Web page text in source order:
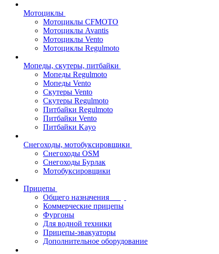
Мотоциклы
Мотоциклы CFMOTO
Мотоциклы Avantis
Мотоциклы Vento
Мотоциклы Regulmoto
Мопеды, скутеры, питбайки
Мопеды Regulmoto
Мопеды Vento
Скутеры Vento
Скутеры Regulmoto
Питбайки Regulmoto
Питбайки Vento
Питбайки Kayo
Снегоходы, мотобуксировщики
Снегоходы OSM
Снегоходы Бурлак
Мотобуксировщики
Прицепы
Общего назначения
Коммерческие прицепы
Фургоны
Для водной техники
Прицепы-эвакуаторы
Дополнительное оборудование